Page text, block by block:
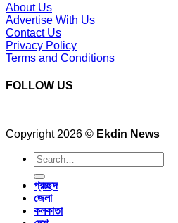
About Us
Advertise With Us
Contact Us
Privacy Policy
Terms and Conditions
FOLLOW US
Copyright 2026 © Ekdin News
প্রচ্ছদ
জেলা
কলকাতা